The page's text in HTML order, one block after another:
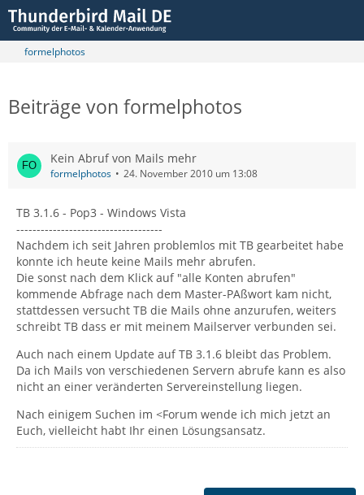
formelphotos
Beiträge von formelphotos
Kein Abruf von Mails mehr
formelphotos 24. November 2010 um 13:08
TB 3.1.6 - Pop3 - Windows Vista
------------------------------------
Nachdem ich seit Jahren problemlos mit TB gearbeitet habe
konnte ich heute keine Mails mehr abrufen.
Die sonst nach dem Klick auf "alle Konten abrufen"
kommende Abfrage nach dem Master-PAßwort kam nicht,
stattdessen versucht TB die Mails ohne anzurufen, weiters
schreibt TB dass er mit meinem Mailserver verbunden sei.
Auch nach einem Update auf TB 3.1.6 bleibt das Problem.
Da ich Mails von verschiedenen Servern abrufe kann es also
nicht an einer veränderten Servereinstellung liegen.
Nach einigem Suchen im <Forum wende ich mich jetzt an
Euch, vielleicht habt Ihr einen Lösungsansatz.